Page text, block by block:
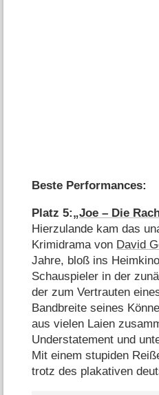
Beste Performances:
Platz 5:„Joe – Die
Hierzulande kam das
Krimidrama von David
Jahre, bloß ins
Schauspieler in der
der zum Vertrauten
Bandbreite seines
aus vielen Laien
Understatement und
Mit einem stupiden
trotz des plakativen